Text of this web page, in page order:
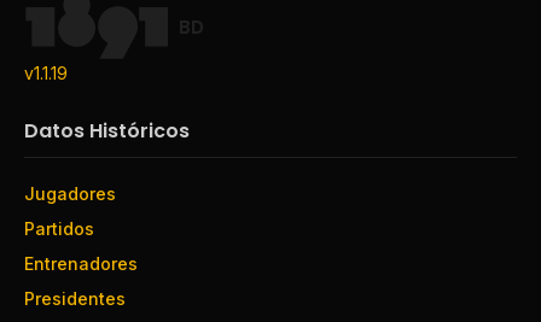
BD
v1.1.19
Datos Históricos
Jugadores
Partidos
Entrenadores
Presidentes